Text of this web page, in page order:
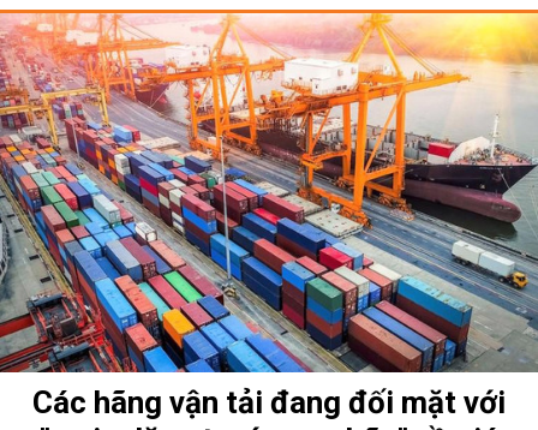
Các hãng vận tải đang đối mặt với